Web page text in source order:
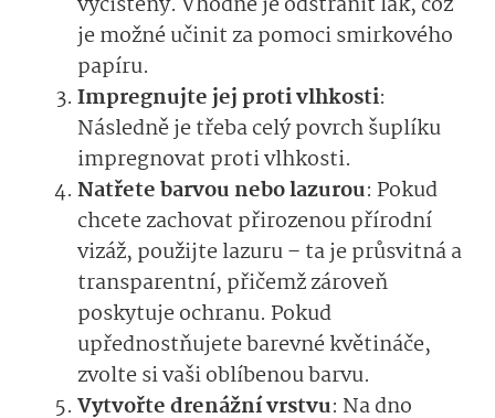
je možné učinit za pomoci smirkového
papíru.
Impregnujte jej proti vlhkosti:
Následně je třeba celý povrch šuplíku
impregnovat proti vlhkosti.
Natřete barvou nebo lazurou: Pokud
chcete zachovat přirozenou přírodní
vizáž, použijte lazuru – ta je průsvitná a
transparentní, přičemž zároveň
poskytuje ochranu. Pokud
upřednostňujete barevné květináče,
zvolte si vaši oblíbenou barvu.
Vytvořte drenážní vrstvu: Na dno